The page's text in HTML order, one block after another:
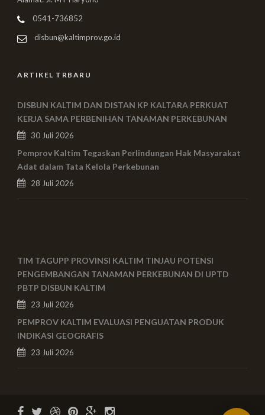
0541-736852
disbun@kaltimprov.go.id
ARTIKEL TRBARU
DISBUN KALTIM DAN DISTAN KP KALTARA PERKUAT
KERJA SAMA PERBENIHAN TANAMAN PERKEBUNAN
30 Juli 2026
Pemprov Kaltim Tegaskan Perlindungan Hak Masyarakat
Adat dalam Tata Kelola Perkebunan
28 Juli 2026
TIM TAGUPP PROVINSI KALTIM TINJAU POTENSI
PENGEMBANGAN TANAMAN PERKEBUNAN DI UPTD
PBTP DISBUN KALTIM
23 Juli 2026
PEMPROV KALTIM EVALUASI PENGUATAN PRODUK
INDIKASI GEOGRAFIS
23 Juli 2026